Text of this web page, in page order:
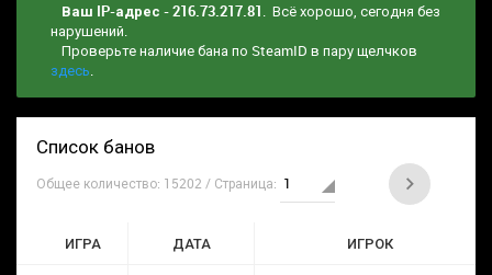
Ваш IP-адрес - 216.73.217.81. Всё хорошо, сегодня без
нарушений.
Проверьте наличие бана по SteamID в пару щелчков
здесь.
Список банов
Общее количество: 15202 / Страница:
ИГРА ДАТА ИГРОК